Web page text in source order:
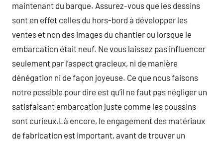
maintenant du barque. Assurez-vous que les dessins
sont en effet celles du hors-bord à développer les
ventes et non des images du chantier ou lorsque le
embarcation était neuf. Ne vous laissez pas influencer
seulement par l’aspect gracieux, ni de manière
dénégation ni de façon joyeuse. Ce que nous faisons
notre possible pour dire est qu’il ne faut pas négliger un
satisfaisant embarcation juste comme les coussins
sont curieux.Là encore, le engagement des matériaux
de fabrication est important, avant de trouver un